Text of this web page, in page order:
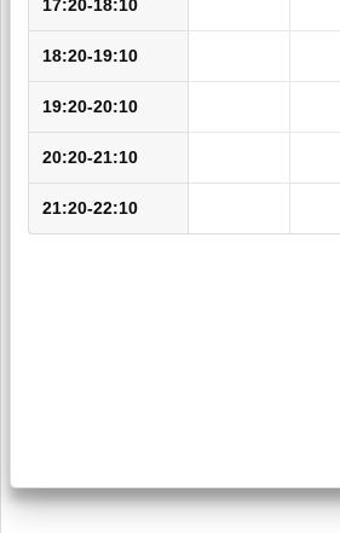
17:20-18:10
18:20-19:10
19:20-20:10
20:20-21:10
21:20-22:10